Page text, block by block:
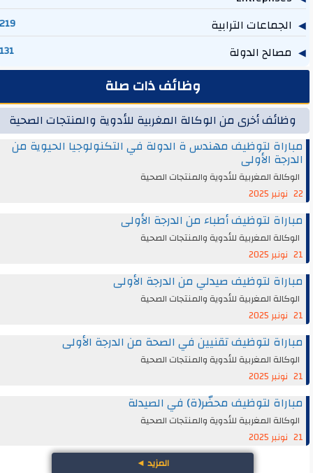
الجماعات الترابية 219
مصالح الدولة 131
وظائف ذات صلة
وظائف أخرى من الوكالة المغربية للأدوية والمنتجات الصحية
مباراة لتوظيف مهندس ة الدولة في التكنولوجيا الحيوية من
الدرجة الأولى
الوكالة المغربية للأدوية والمنتجات الصحية
22 نونبر 2025
مباراة لتوظيف أطباء من الدرجة الأولى
الوكالة المغربية للأدوية والمنتجات الصحية
21 نونبر 2025
مباراة لتوظيف صيدلي من الدرجة الأولى
الوكالة المغربية للأدوية والمنتجات الصحية
21 نونبر 2025
مباراة لتوظيف تقنيين في الصحة من الدرجة الأولى
الوكالة المغربية للأدوية والمنتجات الصحية
21 نونبر 2025
مباراة لتوظيف محضّر(ة) في الصيدلة
الوكالة المغربية للأدوية والمنتجات الصحية
21 نونبر 2025
المزيد◄